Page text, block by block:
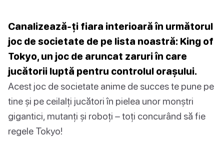
Canalizează-ți fiara interioară în următorul
joc de societate de pe lista noastră: King of
Tokyo, un joc de aruncat zaruri în care
jucătorii luptă pentru controlul orașului.
Acest joc de societate anime de succes te pune pe
tine și pe ceilalți jucători în pielea unor monștri
gigantici, mutanți și roboți – toți concurând să fie
regele Tokyo!